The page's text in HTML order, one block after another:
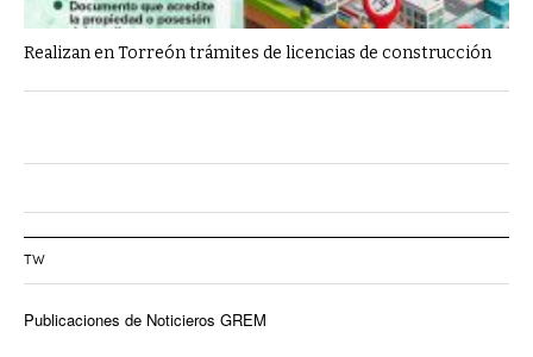
Realizan en Torreón trámites de licencias de construcción
TW
Publicaciones de Noticieros GREM